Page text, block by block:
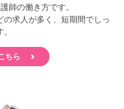
師の働き方です。
求人が多く、短期間でしっ
ちら